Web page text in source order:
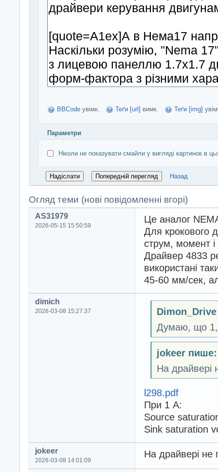
BBCode увімк. Теґи [url] вимк. Теґи [img]
Параметри
Ніколи не показувати смайли у вигляді картинок в
Назад
Огляд теми (нові повідомленні вгорі)
AS31979
2026-05-15 15:50:59
Це аналог
Для крокового
струм, момент і
Драйвер 4833
використані
45-60 мм/сек,
dimich
2026-03-08 15:27:37
Думаю, що
jokeer пише:
На драйвері
l298.pdf
При 1 А:
Source
Sink saturation
jokeer
2026-03-08 14:01:09
На драйвері не